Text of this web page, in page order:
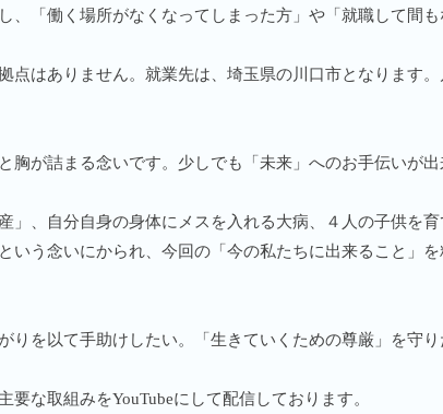
、「働く場所がなくなってしまった方」や「就職して間
点はありません。就業先は、埼玉県の川口市となります
胸が詰まる念いです。少しでも「未来」へのお手伝いが
」、自分自身の身体にメスを入れる大病、４人の子供を
いう念いにかられ、今回の「今の私たちに出来ること」
りを以て手助けしたい。「生きていくための尊厳」を守
な取組みをYouTubeにして配信しております。